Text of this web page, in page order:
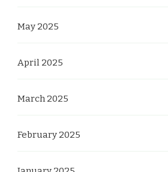
May 2025
April 2025
March 2025
February 2025